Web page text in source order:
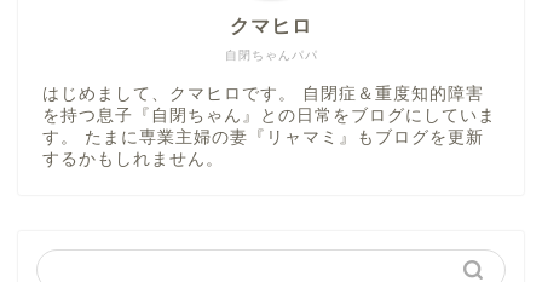
自閉ちゃんパパ
クマヒロ
はじめまして、クマヒロです。 自閉症＆重度知的障害
を持つ息子『自閉ちゃん』との日常をブログにしていま
す。 たまに専業主婦の妻『リャマミ』もブログを更新
するかもしれません。